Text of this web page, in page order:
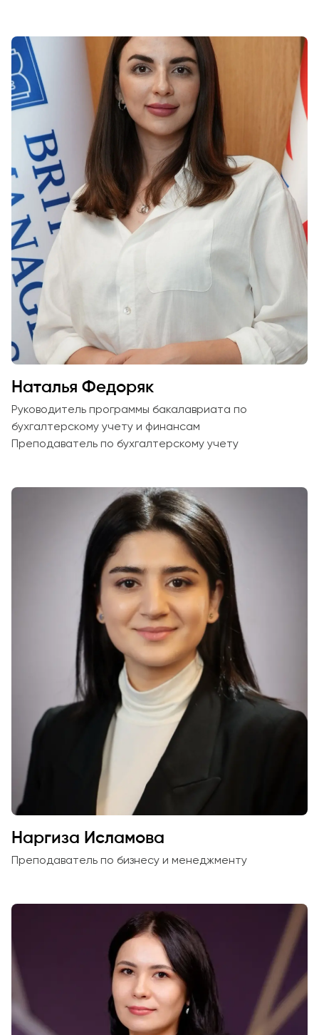
Наталья Федоряк
Руководитель программы бакалавриата по
бухгалтерскому учету и финансам
Преподаватель по бухгалтерскому учету
Наргиза Исламова
Преподаватель по бизнесу и менеджменту